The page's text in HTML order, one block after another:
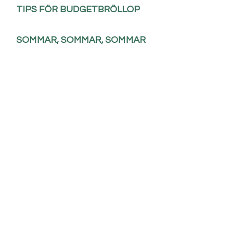
TIPS FÖR BUDGETBRÖLLOP
SOMMAR, SOMMAR, SOMMAR